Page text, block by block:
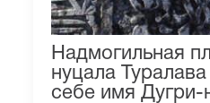
Надмогильная
нуцала
себе имя Дугри-